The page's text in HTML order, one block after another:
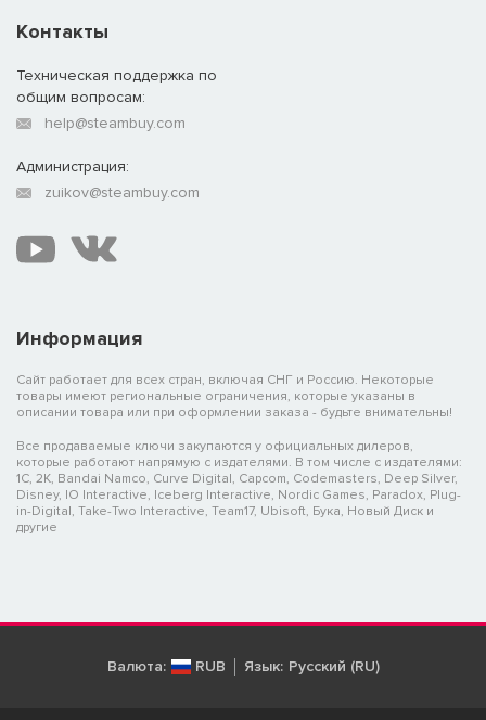
Информация
Сайт работает для всех стран, включая СНГ и Россию. Некоторые
товары имеют региональные ограничения, которые указаны в
описании товара или при оформлении заказа - будьте внимательны!
Все продаваемые ключи закупаются у официальных дилеров,
которые работают напрямую с издателями. В том числе с издателями:
1C, 2K, Bandai Namco, Curve Digital, Capcom, Codemasters, Deep Silver,
Disney, IO Interactive, Iceberg Interactive, Nordic Games, Paradox, Plug-
in-Digital, Take-Two Interactive, Team17, Ubisoft, Бука, Новый Диск и
другие
Контакты
Техническая поддержка по
общим вопросам:
help@steambuy.com
Администрация:
zuikov@steambuy.com
Валюта: RUB Язык: Русский (RU)